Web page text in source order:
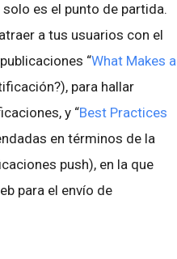
es el punto de partida.
a tus usuarios con el
“What Makes a
para hallar
y “Best Practices
en términos de la
push), en la que
para el envío de